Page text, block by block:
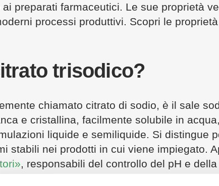
preparati farmaceutici. Le sue proprietà
processi produttivi. Scopri le
trisodico?
chiamato citrato di sodio, è il sale
e cristallina, facilmente solubile in
liquide e semiliquide. Si distingue
stabili nei prodotti in cui viene impiegato.
, responsabili del controllo del pH e
contribuisce a mantenere una